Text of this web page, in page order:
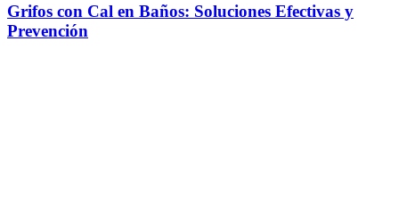
Grifos con Cal en Baños: Soluciones Efectivas y
Prevención